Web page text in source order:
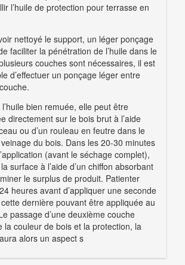
l’huile de protection pour terrasse en
nettoyé le support, un léger ponçage
faciliter la pénétration de l’huile dans le
couches sont nécessaires, il est
d’effectuer un ponçage léger entre
bien remuée, elle peut être
directement sur le bois brut à l’aide
ou d’un rouleau en feutre dans le
du bois. Dans les 20-30 minutes
(avant le séchage complet),
surface à l’aide d’un chiffon absorbant
le surplus de produit. Patienter
heures avant d’appliquer une seconde
dernière pouvant être appliquée au
passage d’une deuxième couche
la couleur de bois et la protection, la
alors un aspect s